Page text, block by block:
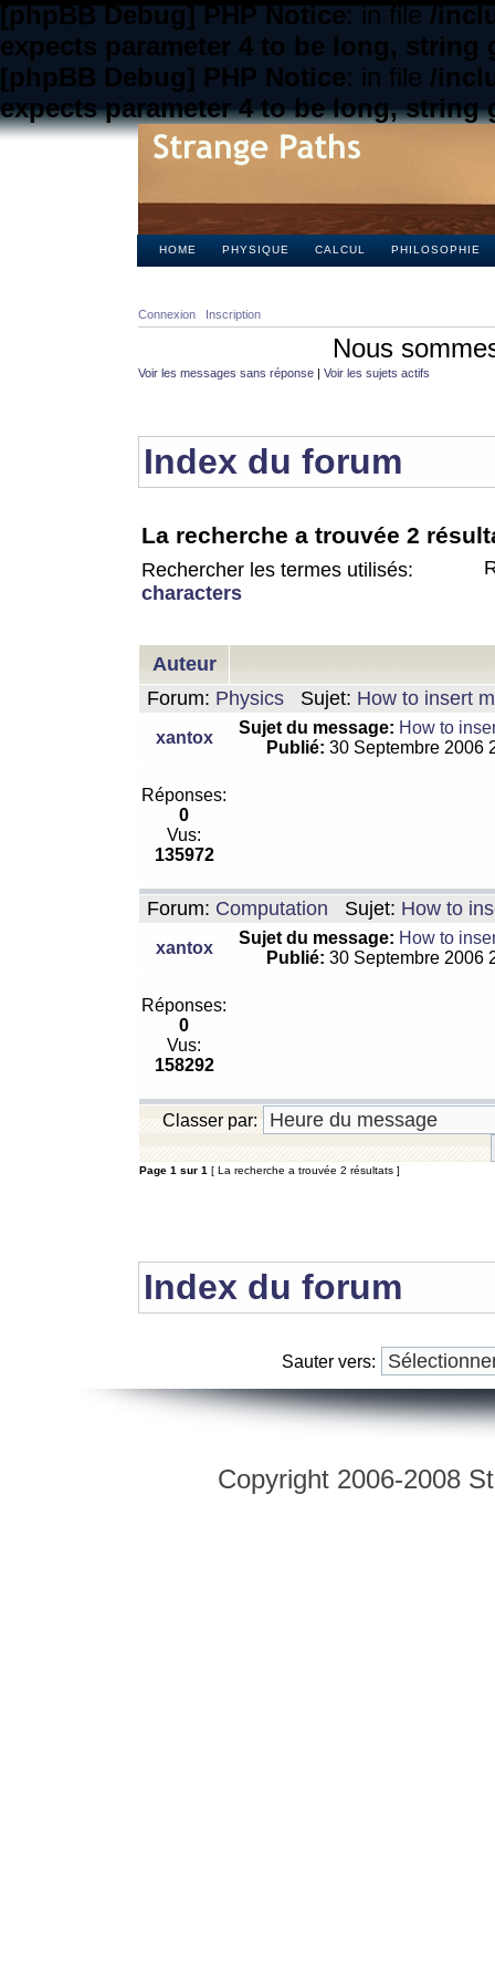
[phpBB Debug] PHP Notice: in file/
expects parameter 4 to be long, string
[phpBB Debug] PHP Notice: in file /
expects parameter 4 to be long, string
HOME PHYSIQUE CALCUL PHILOSOPHIE
Connexion Inscription
Nous
Voir les messages sans réponse | Voir les sujets actifs
Index du forum
La recherche a trouvée 2
Rechercher les termes utilisés:
characters
Auteur
Forum: Physics Sujet: How to insert
xantox
Sujet du message: How to
Publié: 30 Septembre 2006
Réponses:
0
Vus:
135972
Forum: Computation Sujet: How to
xantox
Sujet du message: How to
Publié: 30 Septembre 2006
Réponses:
0
Vus:
158292
Classer par:
Page 1 sur 1 [ La recherche a trouvée 2 résultats ]
Index du forum
Sauter vers:
Copyright 2006-2008